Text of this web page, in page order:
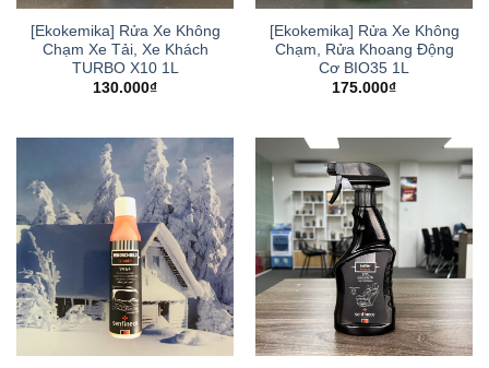
[Ekokemika] Rửa Xe Không
Chạm Xe Tải, Xe Khách
TURBO X10 1L
130.000₫
[Ekokemika] Rửa Xe Không
Chạm, Rửa Khoang Động
Cơ BIO35 1L
175.000₫